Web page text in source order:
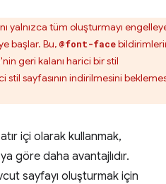
yalnızca tüm oluşturmayı
başlar. Bu, @font-face
geri kalanı harici bir stil
stil sayfasının indirilmesini
içi olarak kullanmak,
göre daha avantajlıdır.
sayfayı oluşturmak için